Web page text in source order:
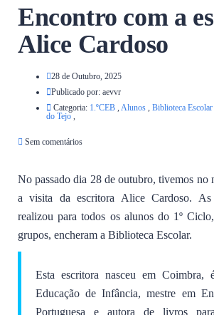
Encontro com a
Alice Cardoso
28 de Outubro, 2025
Publicado por: aevvr
Categoria: 1.ºCEB , Alunos , Biblioteca Escolar
do Tejo ,
Sem comentários
No passado dia 28 de outubro, tivemos no
a visita da escritora Alice Cardoso. As
realizou para todos os alunos do 1º
grupos, encheram a Biblioteca Escolar.
Esta escritora nasceu em Coimbra,
Educação de Infância, mestre em
Portuguesa e autora de livros